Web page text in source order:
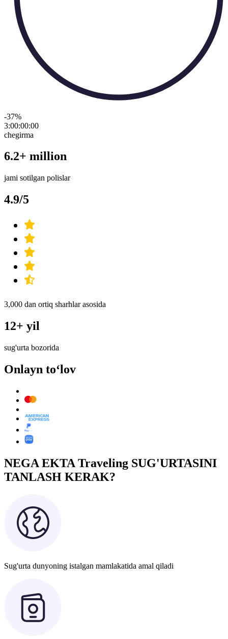
-37%
3:00:00:00
chegirma
6.2+ million
jami sotilgan polislar
4.9/5
3,000 dan ortiq sharhlar asosida
12+ yil
sug'urta bozorida
Onlayn to‘lov
NEGA EKTA Traveling SUG'URTASINI
TANLASH KERAK?
Sug'urta dunyoning istalgan mamlakatida amal qiladi